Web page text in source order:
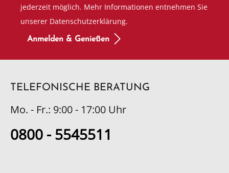
jederzeit möglich. Mehr Informationen entnehmen Sie
unserer Datenschutzerklärung.
Anmelden & Genießen
TELEFONISCHE BERATUNG
Mo. - Fr.: 9:00 - 17:00 Uhr
0800 - 5545511